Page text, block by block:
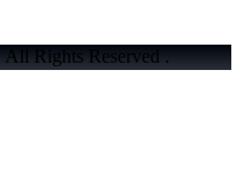
| All Rights Reserved .